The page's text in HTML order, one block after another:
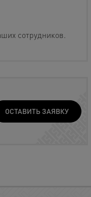
сотрудников.
ОСТАВИТЬ ЗАЯВКУ